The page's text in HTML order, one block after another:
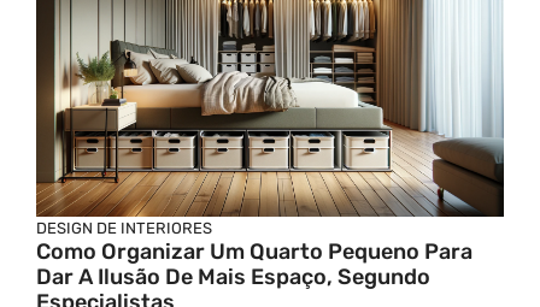
DESIGN DE INTERIORES
Como Organizar Um Quarto Pequeno Para
Dar A Ilusão De Mais Espaço, Segundo